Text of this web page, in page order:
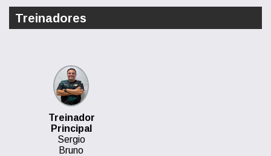
Treinadores
Treinador
Principal
Sergio
Bruno